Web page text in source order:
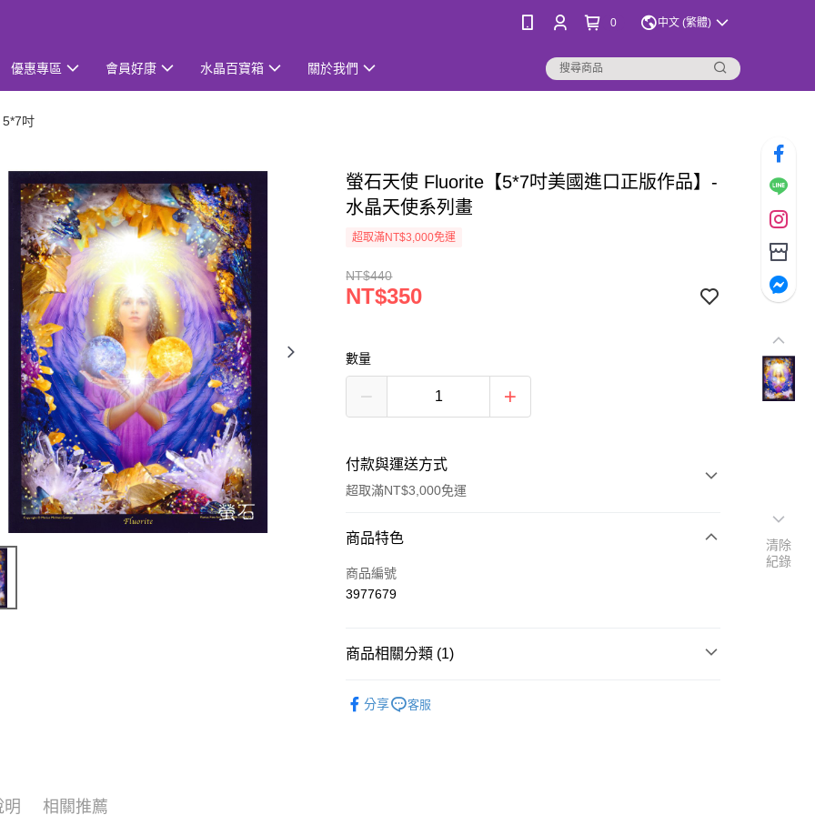
0 中文 (繁體)
優惠專區 會員好康 水晶百寶箱 關於我們
吋
螢石天使 Fluorite【5*7吋美國進口正版作品】-
水晶天使系列畫
超取滿NT$3,000免運
NT$440
NT$350
數量
付款與運送方式
超取滿NT$3,000免運
付款方式
信用卡一次付款
街口支付
商品特色
商品編號
3977679
商品相關分類 (1)
分享
客服
明 相關推薦
清除
紀錄